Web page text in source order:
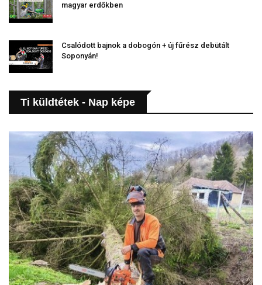
magyar erdőkben
Csalódott bajnok a dobogón + új fűrész debütált
Soponyán!
Ti küldtétek - Nap képe